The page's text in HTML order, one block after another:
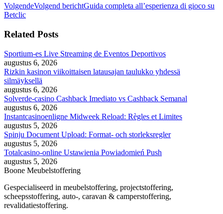
VolgendeVolgend berichtGuida completa all’esperienza di gioco su
Betclic
Related Posts
Sportium-es Live Streaming de Eventos Deportivos
augustus 6, 2026
Rizkin kasinon viikoittaisen latausajan taulukko yhdessä
silmäyksellä
augustus 6, 2026
Solverde-casino Cashback Imediato vs Cashback Semanal
augustus 6, 2026
Instantcasinoenligne Midweek Reload: Règles et Limites
augustus 5, 2026
Spinju Document Upload: Format- och storleksregler
augustus 5, 2026
Totalcasino-online Ustawienia Powiadomień Push
augustus 5, 2026
Boone Meubelstoffering
Gespecialiseerd in meubelstoffering, projectstoffering,
scheepsstoffering, auto-, caravan & camperstoffering,
revalidatiestoffering.